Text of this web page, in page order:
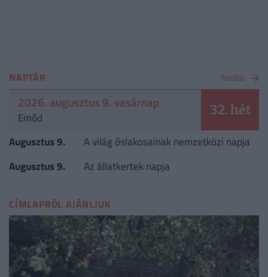
NAPTÁR Tovább
2026. augusztus 9. vasárnap
Emőd 32. hét
Augusztus 9.
A világ őslakosainak nemzetközi napja
Augusztus 9.
Az állatkertek napja
CÍMLAPRÓL AJÁNLJUK